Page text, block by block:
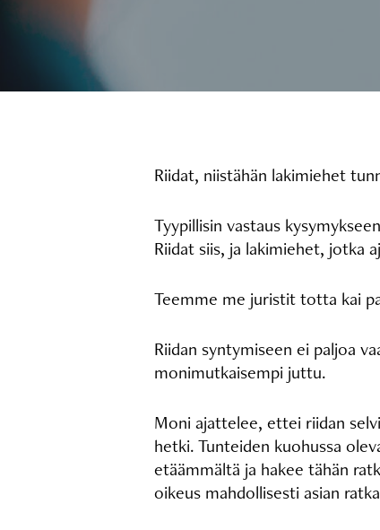
Riidat, niistähän lakimiehet
Tyypillisin vastaus
Riidat siis, ja lakimiehet, jotka
Teemme me juristit totta kai
Riidan syntymiseen ei paljoa
monimutkaisempi juttu.
Moni ajattelee, ettei riidan
hetki. Tunteiden kuohussa
etäämmältä ja hakee tähän
oikeus mahdollisesti asian